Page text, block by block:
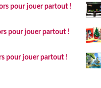
pour jouer partout !
pour jouer partout !
pour jouer partout !